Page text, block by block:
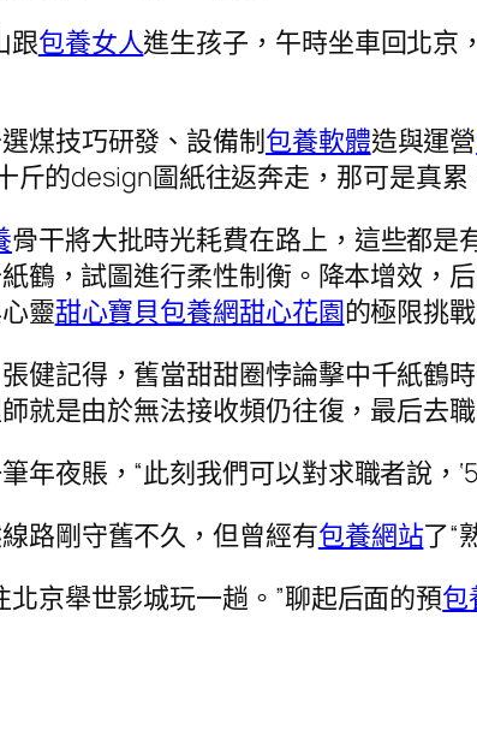
跟包養女人進生孩子，午時坐車回北京
煤技巧研發、設備制包養軟體造與運營
斤的design圖紙往返奔走，那可是真累
骨干將大批時光耗費在路上，這些都是
鶴，試圖進行柔性制衡。降本增效，
靈甜心寶貝包養網甜心花園的極限挑
健記得，舊當甜甜圈悖論擊中千紙鶴
就是由於無法接收頻仍往復，最后去職
年夜賬，“此刻我們可以對求職者說，
路剛守舊不久，但曾經有包養網站了“
北京舉世影城玩一趟。”聊起后面的預包